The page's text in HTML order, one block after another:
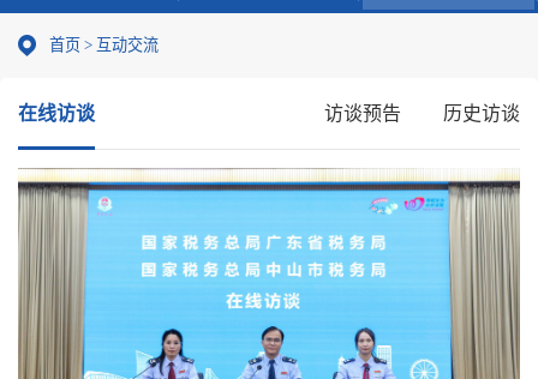
首页 > 互动交流
在线访谈 历史访谈
访谈预告